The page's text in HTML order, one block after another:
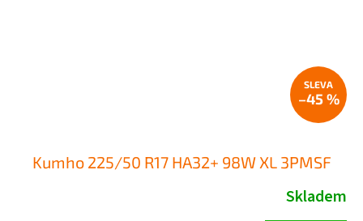
–45 %
Kumho 225/50 R17 HA32+ 98W XL 3PMSF
Skladem